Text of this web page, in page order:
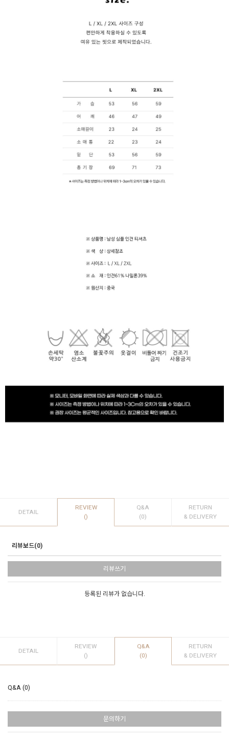
DETAIL
REVIEW
()
Q&A
(0)
RETURN
& DELIVERY
리뷰보드(0)
리뷰쓰기
등록된 리뷰가 없습니다.
DETAIL
REVIEW
()
Q&A
(0)
RETURN
& DELIVERY
Q&A (0)
문의하기